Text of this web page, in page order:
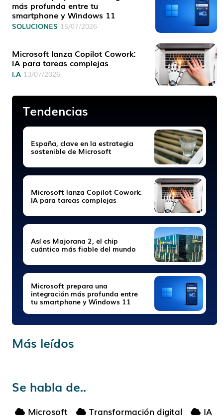
más profunda entre tu
smartphone y Windows 11
SOLUCIONES 15/07/2026
Microsoft lanza Copilot Cowork:
IA para tareas complejas
I.A 13/07/2026
Tendencias
España, clave en la estrategia
sostenible de Microsoft
Microsoft lanza Copilot Cowork:
IA para tareas complejas
Así es Majorana 2, el chip
cuántico más fiable del mundo
Microsoft prepara una
integración más profunda entre
tu smartphone y Windows 11
Más leídos
Se habla de..
Microsoft Transformación digital
IA